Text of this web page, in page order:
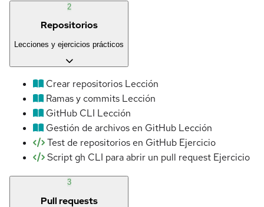
2
Repositorios
Lecciones y ejercicios prácticos
Crear repositorios Lección
Ramas y commits Lección
GitHub CLI Lección
Gestión de archivos en GitHub Lección
Test de repositorios en GitHub Ejercicio
Script gh CLI para abrir un pull request Ejercicio
3
Pull requests